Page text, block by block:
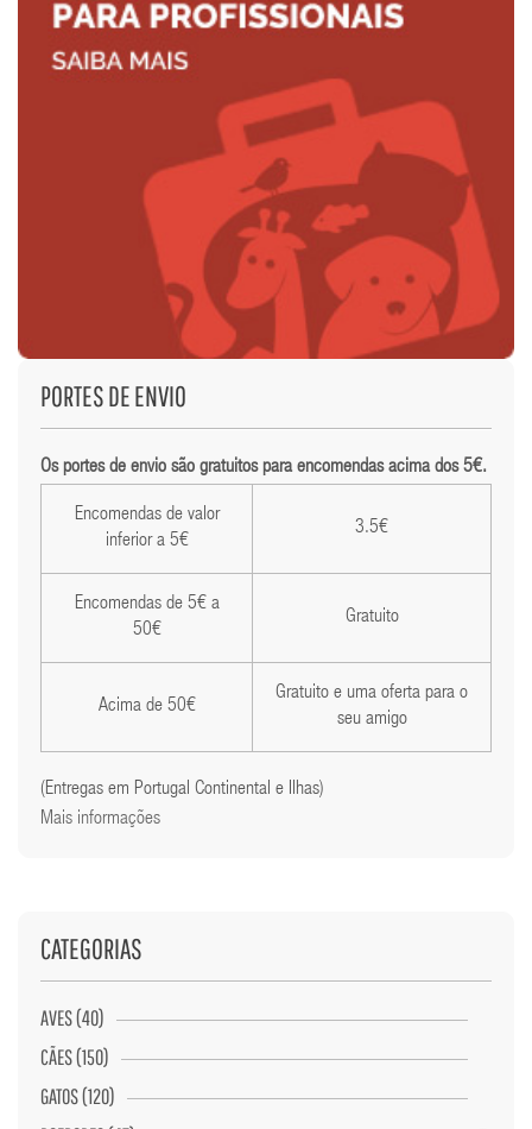
PORTES DE ENVIO
Os portes de envio são gratuitos para encomendas acima dos 5€.
Encomendas de valor
inferior a 5€
3.5€
Encomendas de 5€ a
50€
Gratuito
Acima de 50€
Gratuito e uma oferta para o
seu amigo
(Entregas em Portugal Continental e Ilhas)
Mais informações
CATEGORIAS
AVES (40)
CÃES (150)
GATOS (120)